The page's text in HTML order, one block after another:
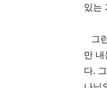
있는
그
만
다.